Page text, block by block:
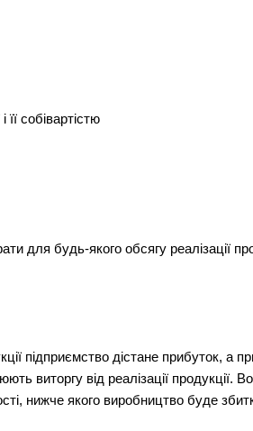
собівартістю
для будь-якого обсягу реалізації
підприємство дістане прибуток, а
виторгу від реалізації продукції.
нижче якого виробництво буде